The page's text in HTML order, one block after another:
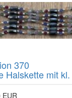
370
Halskette mit kl.
und
beliebig
EUR